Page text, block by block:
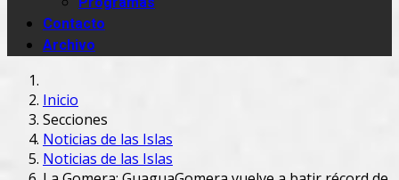
Contacto
Archivo
Inicio
Secciones
Noticias de las Islas
Noticias de las Islas